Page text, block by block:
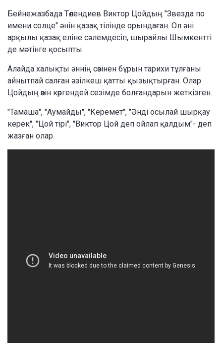
Бейнежазбада Төлендиев Виктор Цойдың "Звезда по
имени солце" әнін қазақ тілінде орындаған. Ол әні
арқылы қазақ еліне сәлемдесіп, шырайлы Шымкентті
де мәтінге қосыпты.
Алайда халықты әннің сөзінен бұрын тарихи тұлғаны
айнытпай салған әзілкеш қатты қызықтырған. Олар
Цойдың өзін көргендей сезімде болғандарын жеткізген.
"Тамаша", "Аумайды", "Керемет", "Әнді осылай шырқау
керек", "Цой тірі", "Виктор Цой деп ойлап қалдым"- деп
жазған олар.